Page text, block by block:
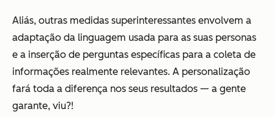
Aliás, outras medidas superinteressantes envolvem a
adaptação da linguagem usada para as suas personas
e a inserção de perguntas específicas para a coleta de
informações realmente relevantes. A personalização
fará toda a diferença nos seus resultados — a gente
garante, viu?!